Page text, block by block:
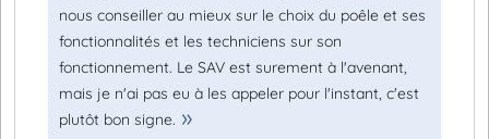
nous conseiller au mieux sur le choix du poêle et ses
fonctionnalités et les techniciens sur son
fonctionnement. Le SAV est surement à l'avenant,
mais je n'ai pas eu à les appeler pour l'instant, c'est
plutôt bon signe.